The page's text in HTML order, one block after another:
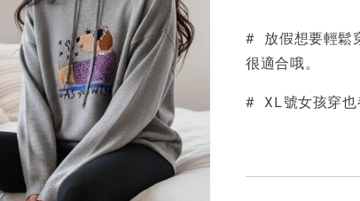
NT$ 190
NT$ 450
# 放假想要輕鬆
很適合哦。
# XL號女孩穿也